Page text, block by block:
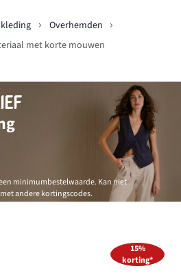
Overhemden
met korte mouwen
minimumbestelwaarde. Kan niet
andere kortingscodes.
15%
korting*